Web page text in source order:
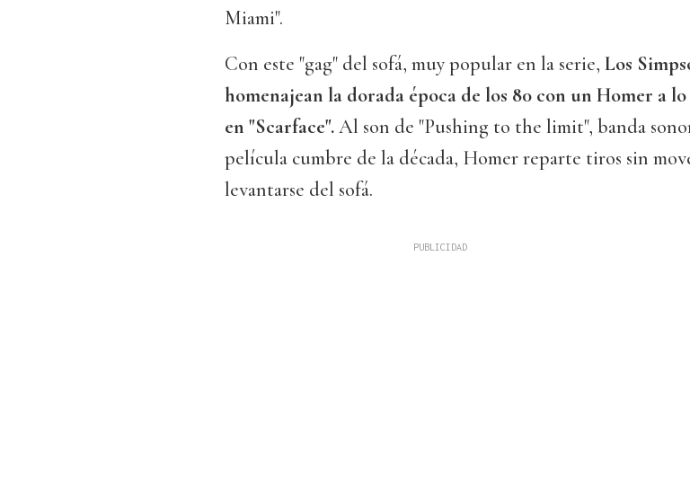
Miami".
Con este "gag" del sofá, muy popular en la serie, Los
homenajean la dorada época de los 80 con un Homer a
en "Scarface".Al son de "Pushing to the limit", banda
película cumbre de la década, Homer reparte tiros sin
levantarse del sofá.